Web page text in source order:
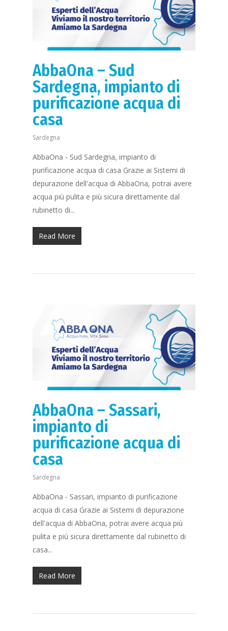
AbbaOna – Sud
Sardegna, impianto di
purificazione acqua di
casa
Sardegna
AbbaOna - Sud Sardegna, impianto di
purificazione acqua di casa Grazie ai Sistemi di
depurazione dell'acqua di AbbaOna, potrai avere
acqua più pulita e più sicura direttamente dal
rubinetto di...
Read More
AbbaOna – Sassari,
impianto di
purificazione acqua di
casa
Sardegna
AbbaOna - Sassari, impianto di purificazione
acqua di casa Grazie ai Sistemi di depurazione
dell'acqua di AbbaOna, potrai avere acqua più
pulita e più sicura direttamente dal rubinetto di
casa...
Read More